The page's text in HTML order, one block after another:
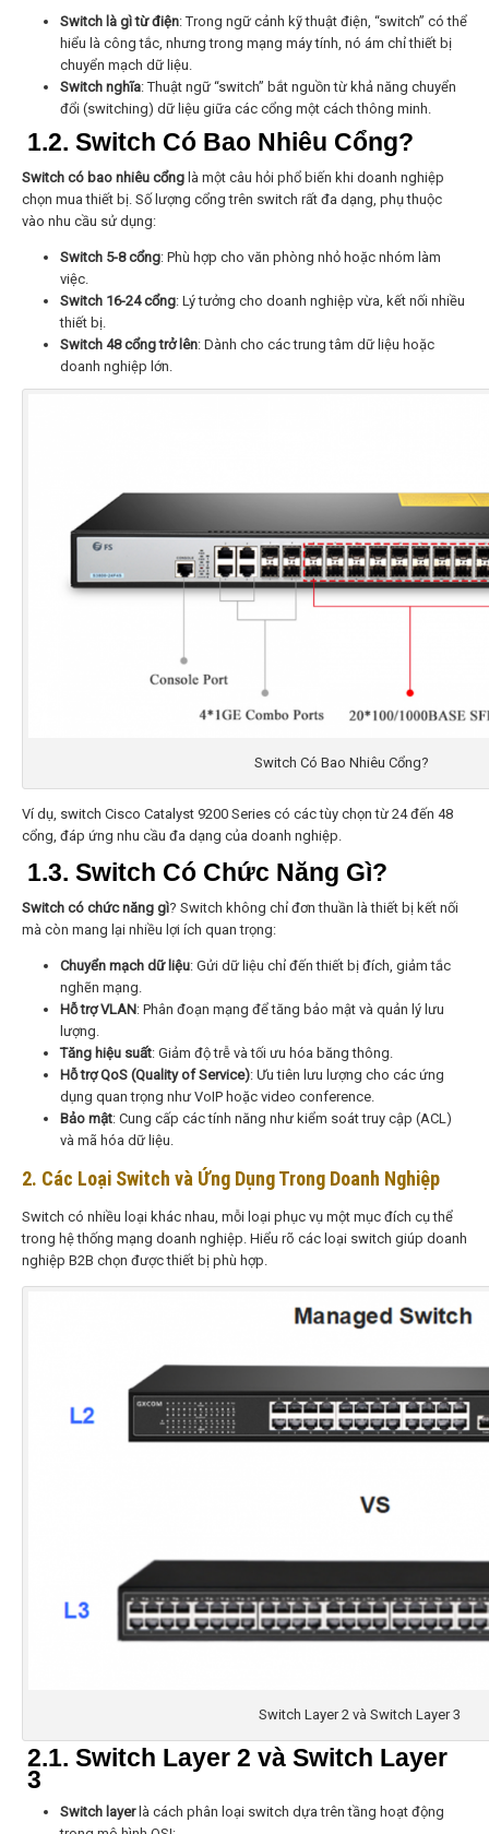
Switch là gì từ điện: Trong ngữ cảnh kỹ thuật điện, “switch” có thể
hiểu là công tắc, nhưng trong mạng máy tính, nó ám chỉ thiết bị
chuyển mạch dữ liệu.
Switch nghĩa: Thuật ngữ “switch” bắt nguồn từ khả năng chuyển
đổi (switching) dữ liệu giữa các cổng một cách thông minh.
1.2. Switch Có Bao Nhiêu Cổng?
Switch có bao nhiêu cổng là một câu hỏi phổ biến khi doanh nghiệp
chọn mua thiết bị. Số lượng cổng trên switch rất đa dạng, phụ thuộc
vào nhu cầu sử dụng:
Switch 5-8 cổng: Phù hợp cho văn phòng nhỏ hoặc nhóm làm
việc.
Switch 16-24 cổng: Lý tưởng cho doanh nghiệp vừa, kết nối nhiều
thiết bị.
Switch 48 cổng trở lên: Dành cho các trung tâm dữ liệu hoặc
doanh nghiệp lớn.
Switch Có Bao Nhiêu Cổng?
Ví dụ, switch Cisco Catalyst 9200 Series có các tùy chọn từ 24 đến 48
cổng, đáp ứng nhu cầu đa dạng của doanh nghiệp.
1.3. Switch Có Chức Năng Gì?
Switch có chức năng gì? Switch không chỉ đơn thuần là thiết bị kết nối
mà còn mang lại nhiều lợi ích quan trọng:
Chuyển mạch dữ liệu: Gửi dữ liệu chỉ đến thiết bị đích, giảm tắc
nghẽn mạng.
Hỗ trợ VLAN: Phân đoạn mạng để tăng bảo mật và quản lý lưu
lượng.
Tăng hiệu suất: Giảm độ trễ và tối ưu hóa băng thông.
Hỗ trợ QoS (Quality of Service): Ưu tiên lưu lượng cho các ứng
dụng quan trọng như VoIP hoặc video conference.
Bảo mật: Cung cấp các tính năng như kiểm soát truy cập (ACL)
và mã hóa dữ liệu.
2. Các Loại Switch và Ứng Dụng Trong Doanh Nghiệp
Switch có nhiều loại khác nhau, mỗi loại phục vụ một mục đích cụ thể
trong hệ thống mạng doanh nghiệp. Hiểu rõ các loại switch giúp doanh
nghiệp B2B chọn được thiết bị phù hợp.
Switch Layer 2 và Switch Layer 3
2.1. Switch Layer 2 và Switch Layer
3
Switch layerlà cách phân loại switch dựa trên tầng hoạt động